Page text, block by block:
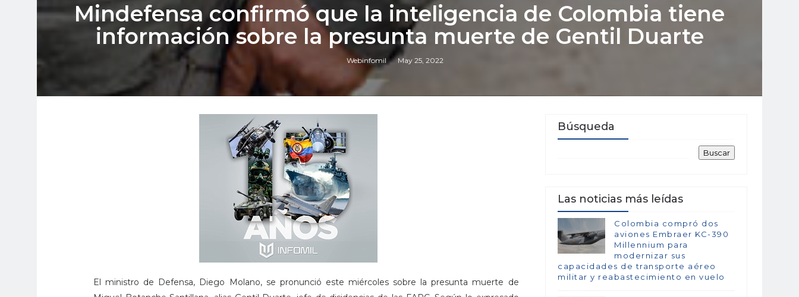
Mindefensa confirmó que la inteligencia de Colombia tiene
información sobre la presunta muerte de Gentil Duarte
Webinfomil May 25, 2022
El ministro de Defensa, Diego Molano, se pronunció este miércoles sobre la presunta muerte de
Búsqueda
Las noticias más leídas
Colombia compró dos
aviones Embraer KC-390
Millennium para
modernizar sus
capacidades de transporte aéreo
militar y reabastecimiento en vuelo